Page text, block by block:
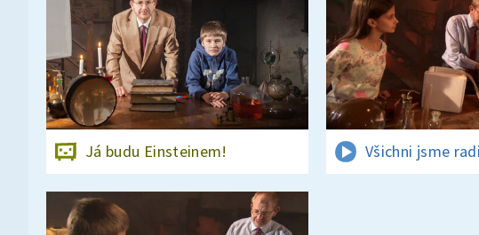
Já budu Einsteinem! Všichni jsme